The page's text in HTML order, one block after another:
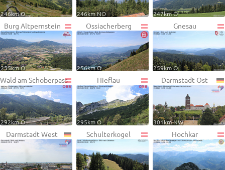
246km O 246km NO 247km O
Burg Altpernstein
255km O
Ossiacherberg
256km O
Gnesau
259km O
Wald am Schoberpass
292km O
Hieflau
295km O
Darmstadt Ost
301km NW
Darmstadt West Schulterkogel Hochkar